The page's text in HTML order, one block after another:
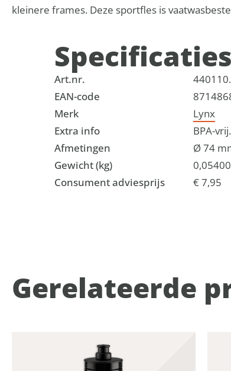
kleinere frames. Deze sportfles is
Specificaties
Art.nr.
EAN-code
Merk
Lynx
Extra info
BPA-vrij.
Afmetingen
Ø 74
Gewicht (kg)
Consument adviesprijs
€ 7,95
Gerelateerde